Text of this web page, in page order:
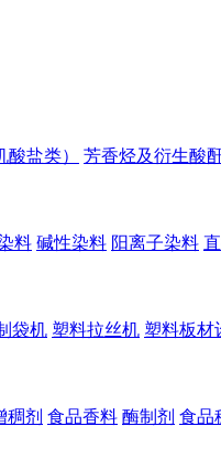
盐类） 芳香烃及衍生酸
料 碱性染料 阳离子染料
袋机 塑料拉丝机 塑料板材
稠剂 食品香料 酶制剂 食品